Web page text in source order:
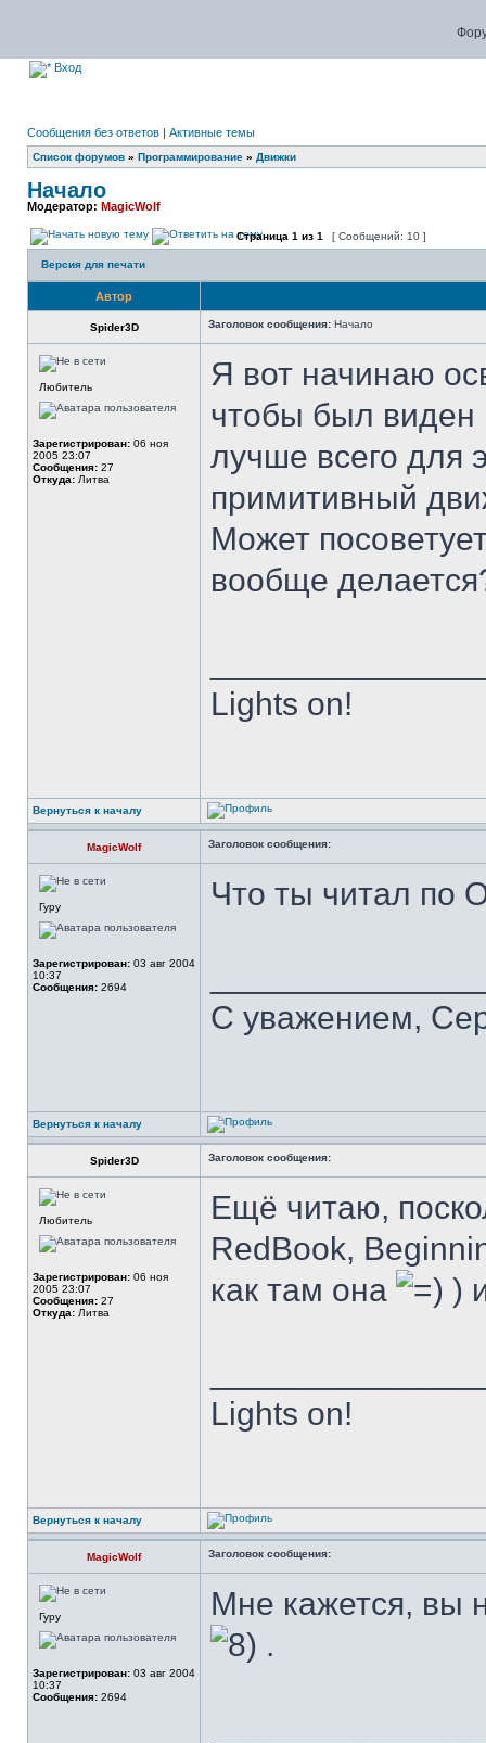
Вход
Сообщения без ответов | Активные темы
Список форумов » Программирование » Движки
Начало
Модератор: MagicWolf
Страница 1 из 1 [ Сообщений: 10 ]
Версия для печати
Автор
Spider3D Заголовок сообщения: Начало
Любитель
Зарегистрирован: 06 ноя
2005 23:07
Сообщения: 27
Откуда: Литва
Я вот начинаю
чтобы был виден
лучше всего для
примитивный
Может
вообще
Lights on!
Вернуться к началу
MagicWolf Заголовок сообщения:
Гуру
Зарегистрирован: 03 авг 2004
10:37
Сообщения: 2694
Что ты читал по
С уважением,
Вернуться к началу
Spider3D Заголовок сообщения:
Любитель
Зарегистрирован: 06 ноя
2005 23:07
Сообщения: 27
Откуда: Литва
Ещё читаю,
RedBook,
как там она
)
Lights on!
Вернуться к началу
MagicWolf Заголовок сообщения:
Гуру
Зарегистрирован: 03 авг 2004
10:37
Сообщения: 2694
Мне кажется, вы
.